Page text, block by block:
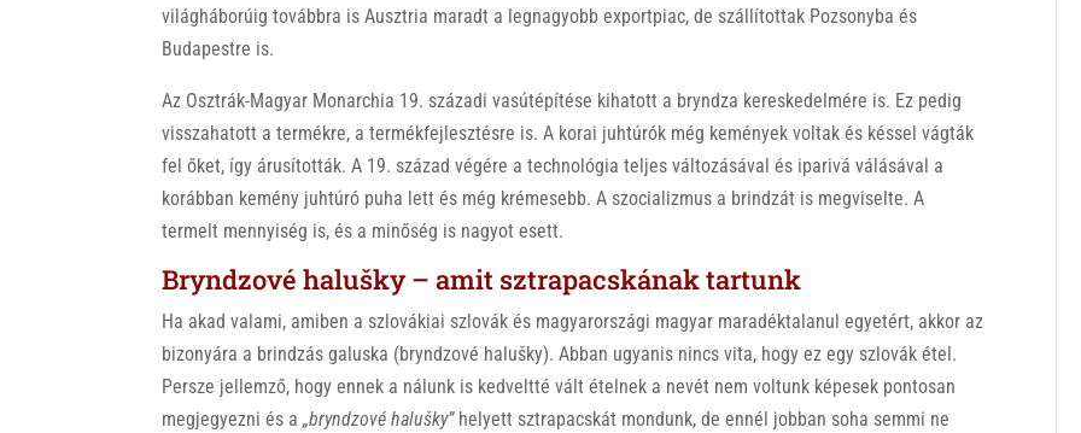
világháborúig továbbra is Ausztria maradt a legnagyobb exportpiac, de szállítottak Pozsonyba és
Budapestre is.
Az Osztrák-Magyar Monarchia 19. századi vasútépítése kihatott a bryndza kereskedelmére is. Ez pedig
visszahatott a termékre, a termékfejlesztésre is. A korai juhtúrók még kemények voltak és késsel vágták
fel őket, így árusították. A 19. század végére a technológia teljes változásával és iparivá válásával a
korábban kemény juhtúró puha lett és még krémesebb. A szocializmus a brindzát is megviselte. A
termelt mennyiség is, és a minőség is nagyot esett.
Bryndzové halušky – amit sztrapacskának tartunk
Ha akad valami, amiben a szlovákiai szlovák és magyarországi magyar maradéktalanul egyetért, akkor az
bizonyára a brindzás galuska (bryndzové halušky). Abban ugyanis nincs vita, hogy ez egy szlovák étel.
Persze jellemző, hogy ennek a nálunk is kedveltté vált ételnek a nevét nem voltunk képesek pontosan
megjegyezni és a„bryndzové halušky”helyett sztrapacskát mondunk, de ennél jobban soha semmi ne